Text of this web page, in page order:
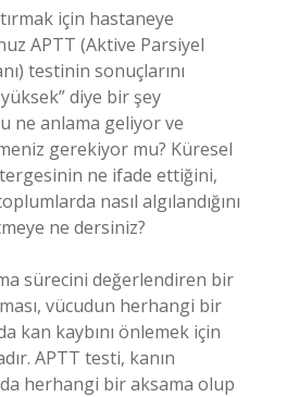
için hastaneye
APTT (Aktive Parsiyel
testinin sonuçlarını
diye bir şey
ne anlama geliyor ve
gerekiyor mu? Küresel
ne ifade ettiğini,
nasıl algılandığını
ne dersiniz?
sürecini değerlendiren bir
vücudun herhangi bir
kan kaybını önlemek için
APTT testi, kanın
herhangi bir aksama olup